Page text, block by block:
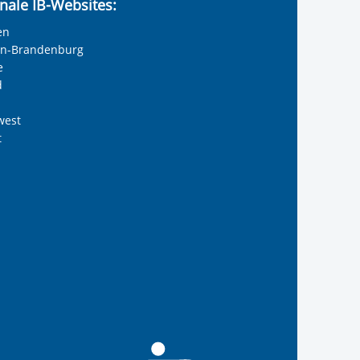
IB-Websites:
Brandenburg
BundBund
Bund
Bund
Internationalen